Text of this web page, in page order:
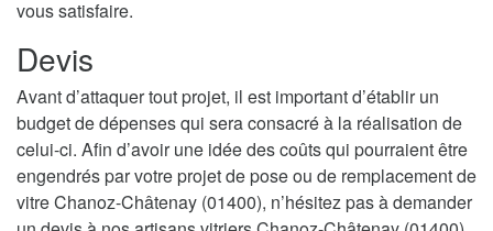
vous satisfaire.
Devis
Avant d’attaquer tout projet, il est important d’établir un
budget de dépenses qui sera consacré à la réalisation de
celui-ci. Afin d’avoir une idée des coûts qui pourraient être
engendrés par votre projet de pose ou de remplacement de
vitre Chanoz-Châtenay (01400), n’hésitez pas à demander